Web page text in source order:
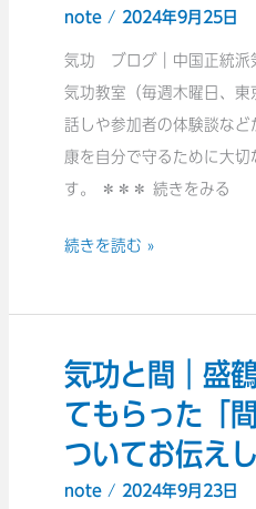
気
功
法
の
基
原
に
い
て
お
note/ 2024年9月25日
気功 ブログ｜中国正統
気功教室（毎週木曜日、
話しや参加者の体験談な
康を自分で守るために大
す。 ＊＊＊ 続きをみる
｜
気
功
を
学
ぶ
で
切
1％
の
違
続きを読む »
気功と間｜盛
てもらった「
ついてお伝えし
note/ 2024年9月23日
気
功
間
｜